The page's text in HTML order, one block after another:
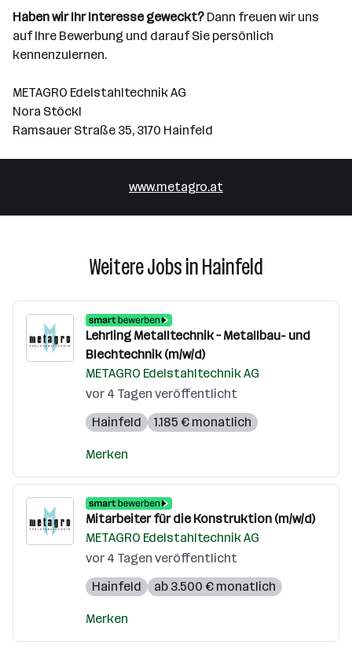
Haben wir Ihr Interesse geweckt? Dann freuen wir uns
auf Ihre Bewerbung und darauf Sie persönlich
kennenzulernen.
METAGRO Edelstahltechnik AG
Nora Stöckl
Ramsauer Straße 35, 3170 Hainfeld
www.metagro.at
Weitere Jobs in Hainfeld
Lehrling Metalltechnik – Metallbau- und
Blechtechnik (m/w/d)
METAGRO Edelstahltechnik AG
vor 4 Tagen veröffentlicht
Hainfeld
1.185 € monatlich
Merken
Mitarbeiter für die Konstruktion (m/w/d)
METAGRO Edelstahltechnik AG
vor 4 Tagen veröffentlicht
Hainfeld
ab 3.500 € monatlich
Merken